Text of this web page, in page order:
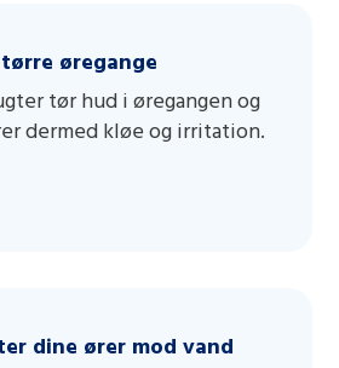
øregange
tør hud i øregangen og
dermed kløe og irritation.
dine ører mod vand